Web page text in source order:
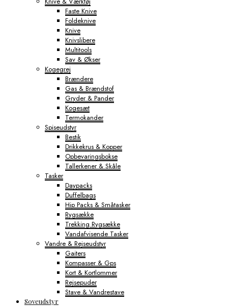
Faste Knive
Foldeknive
Knive
Knivslibere
Multitools
Sav & Økser
Kogegrej
Brændere
Gas & Brændstof
Gryder & Pander
Kogesæt
Termokander
Spiseudstyr
Bestik
Drikkekrus & Kopper
Opbevaringsbokse
Tallerkener & Skåle
Tasker
Daypacks
Duffelbags
Hip Packs & Småtasker
Rygsække
Trekking Rygsække
Vandafvisende Tasker
Vandre & Rejseudstyr
Gaiters
Kompasser & Gps
Kort & Kortlommer
Rejsepuder
Stave & Vandrestave
Soveudstyr